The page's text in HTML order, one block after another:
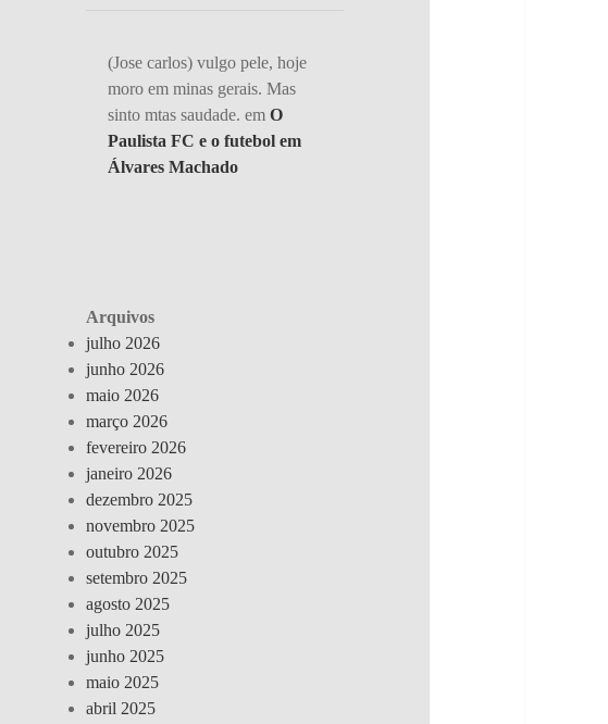
(Jose carlos) vulgo pele, hoje
moro em minas gerais. Mas
sinto mtas saudade. emO
Paulista FC e o futebol em
Álvares Machado
Arquivos
julho 2026
junho 2026
maio 2026
março 2026
fevereiro 2026
janeiro 2026
dezembro 2025
novembro 2025
outubro 2025
setembro 2025
agosto 2025
julho 2025
junho 2025
maio 2025
abril 2025